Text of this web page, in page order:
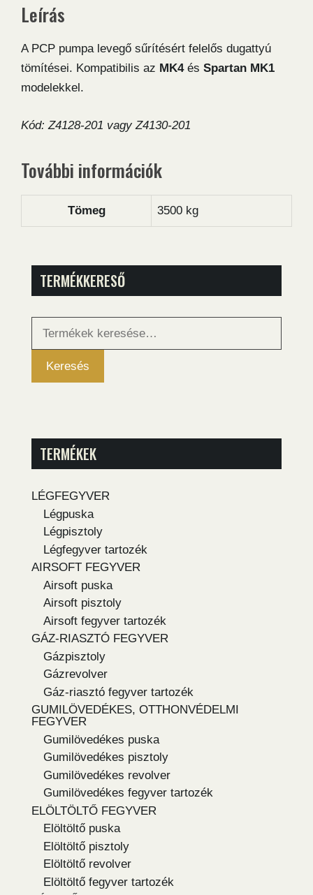
Leírás
A PCP pumpa levegő sűrítésért felelős dugattyú
tömítései. Kompatibilis az MK4és Spartan MK1
modelekkel.
Kód: Z4128-201 vagy Z4130-201
További információk
Tömeg 3500 kg
TERMÉKKERESŐ
következőre:
Keresés
TERMÉKEK
LÉGFEGYVER
Légpuska
Légpisztoly
Légfegyver tartozék
AIRSOFT FEGYVER
Airsoft puska
Airsoft pisztoly
Airsoft fegyver tartozék
GÁZ-RIASZTÓ FEGYVER
Gázpisztoly
Gázrevolver
Gáz-riasztó fegyver tartozék
GUMILÖVEDÉKES, OTTHONVÉDELMI
FEGYVER
Gumilövedékes puska
Gumilövedékes pisztoly
Gumilövedékes revolver
Gumilövedékes fegyver tartozék
ELÖLTÖLTŐ FEGYVER
Elöltöltő puska
Elöltöltő pisztoly
Elöltöltő revolver
Elöltöltő fegyver tartozék